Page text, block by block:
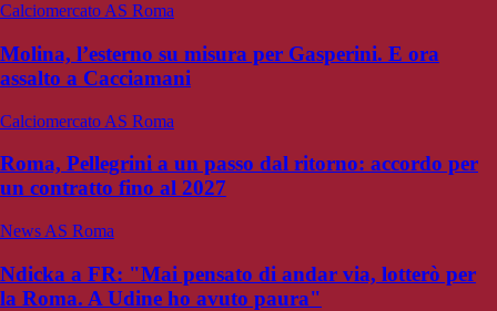
Calciomercato AS Roma
Molina, l’esterno su misura per Gasperini. E ora
assalto a Cacciamani
Calciomercato AS Roma
Roma, Pellegrini a un passo dal ritorno: accordo per
un contratto fino al 2027
News AS Roma
Ndicka a FR: "Mai pensato di andar via, lotterò per
la Roma. A Udine ho avuto paura"